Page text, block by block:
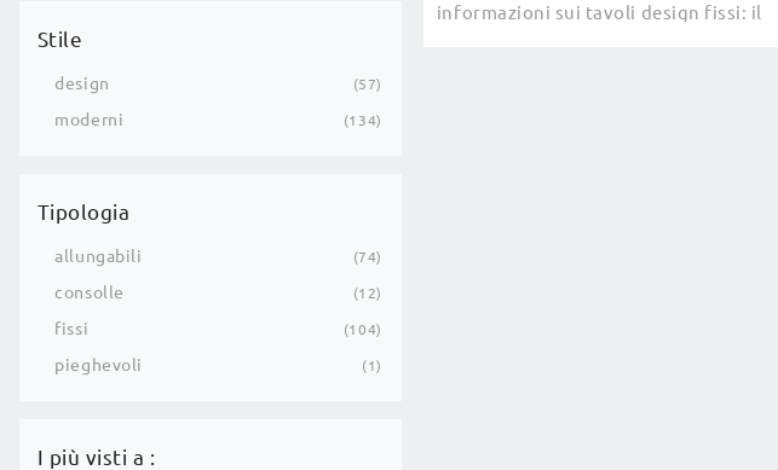
Stile
design 57
moderni 134
Tipologia
allungabili 74
consolle 12
fissi 104
pieghevoli 1
I più visti a :
informazioni sui tavoli design fissi: il